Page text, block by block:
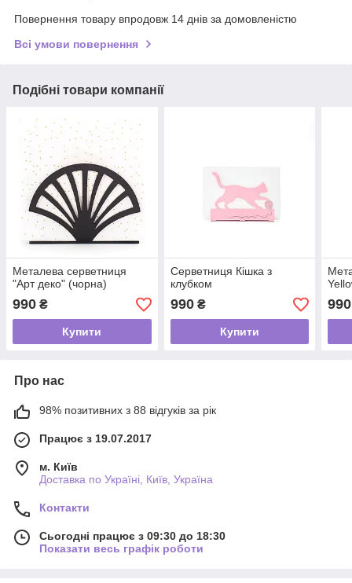
Повернення товару впродовж 14 днів за домовленістю
Всі умови повернення
Подібні товари компанії
Металева серветниця
"Арт деко" (чорна)
990 ₴
Купити
Серветниця Кішка з
клубком
990₴
Купити
990
Про нас
98% позитивних з 88 відгуків за рік
Працює з 19.07.2017
м. Київ
Доставка по Україні, Київ, Україна
Контакти
Сьогодні працює з 09:30 до 18:30
Показати весь графік роботи